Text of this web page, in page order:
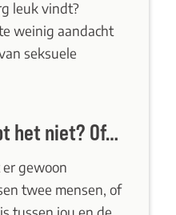
leuk vindt?
weinig aandacht
seksuele
het niet? Of…
gewoon
twee mensen, of